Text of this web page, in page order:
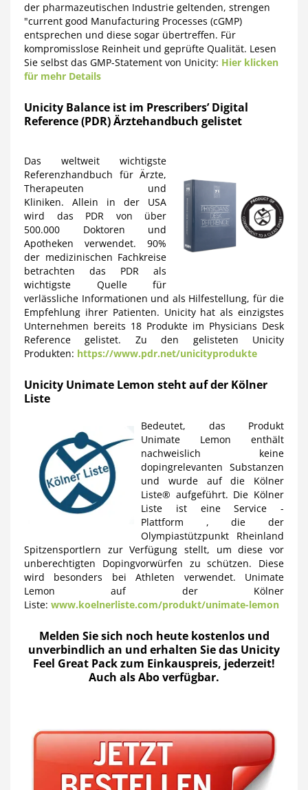
der pharmazeutischen Industrie geltenden, strengen
"current good Manufacturing Processes (cGMP)
entsprechen und diese sogar übertreffen. Für
kompromisslose Reinheit und geprüfte Qualität. Lesen
Sie selbst das GMP-Statement von Unicity: Hier klicken
für mehr Details
Unicity Balance ist im Prescribers’ Digital
Reference (PDR) Ärztehandbuch gelistet
Das weltweit wichtigste
Referenzhandbuch für Ärzte,
Therapeuten und
Kliniken. Allein in der USA
wird das PDR von über
500.000 Doktoren und
Apotheken verwendet. 90%
der medizinischen Fachkreise
betrachten das PDR als
wichtigste Quelle für
verlässliche Informationen und als Hilfestellung, für die
Empfehlung ihrer Patienten. Unicity hat als einzigstes
Unternehmen bereits 18 Produkte im Physicians Desk
Reference gelistet. Zu den gelisteten Unicity
Produkten: https://www.pdr.net/unicityprodukte
Unicity Unimate Lemon steht auf der Kölner
Liste
Bedeutet, das Produkt
Unimate Lemon enthält
nachweislich keine
dopingrelevanten Substanzen
und wurde auf die Kölner
Liste® aufgeführt. Die Kölner
Liste ist eine Service -
Plattform , die der
Olympiastützpunkt Rheinland
Spitzensportlern zur Verfügung stellt, um diese vor
unberechtigten Dopingvorwürfen zu schützen. Diese
wird besonders bei Athleten verwendet. Unimate
Lemon auf der Kölner
Liste: www.koelnerliste.com/produkt/unimate-lemon
Melden Sie sich noch heute kostenlos und
unverbindlich an und erhalten Sie das Unicity
Feel Great Pack zum Einkauspreis, jederzeit!
Auch als Abo verfügbar.